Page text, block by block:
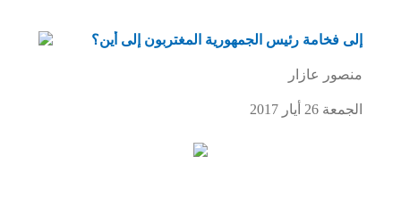
إلى فخامة رئيس الجمهورية المغتربون إلى أين؟
منصور عازار
الجمعة 26 أيار 2017